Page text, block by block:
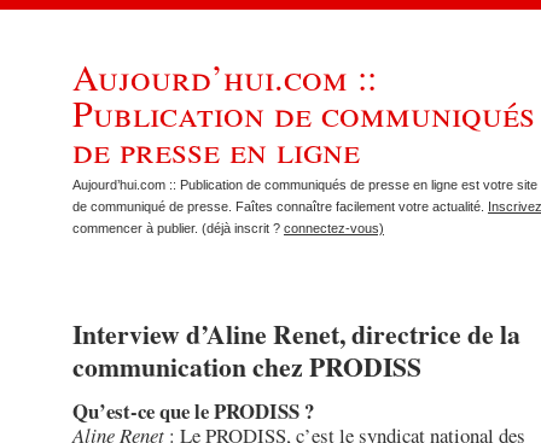
Aujourd’hui.com ::
Publication de communiqués
de presse en ligne
Aujourd’hui.com :: Publication de communiqués de presse en ligne est votre site
de communiqué de presse. Faîtes connaître facilement votre actualité.
commencer à publier. (déjà inscrit ? connectez-vous)
Interview d’Aline Renet, directrice de la
communication chez PRODISS
Qu’est-ce que le PRODISS ?
Aline Renet : Le PRODISS, c’est le syndicat national des